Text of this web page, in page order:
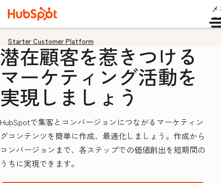
Starter Customer Platform
潜在顧客を惹きつける
マーケティング活動を
実現しましょう
HubSpotで集客とコンバージョンにつながるマーケティン
グコンテンツを簡単に作成、最適化しましょう。作成から
コンバージョンまで、各ステップでの価値創出を短期間の
うちに実現できます。